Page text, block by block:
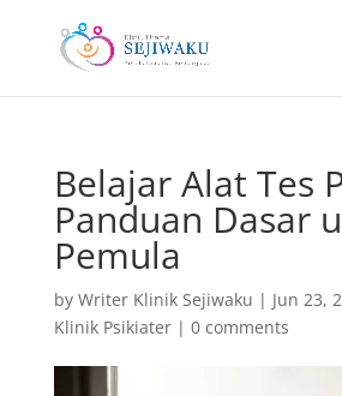
Belajar Alat Tes
Panduan Dasar
Pemula
by Writer Klinik Sejiwaku | Jun 23,
Klinik Psikiater| 0 comments